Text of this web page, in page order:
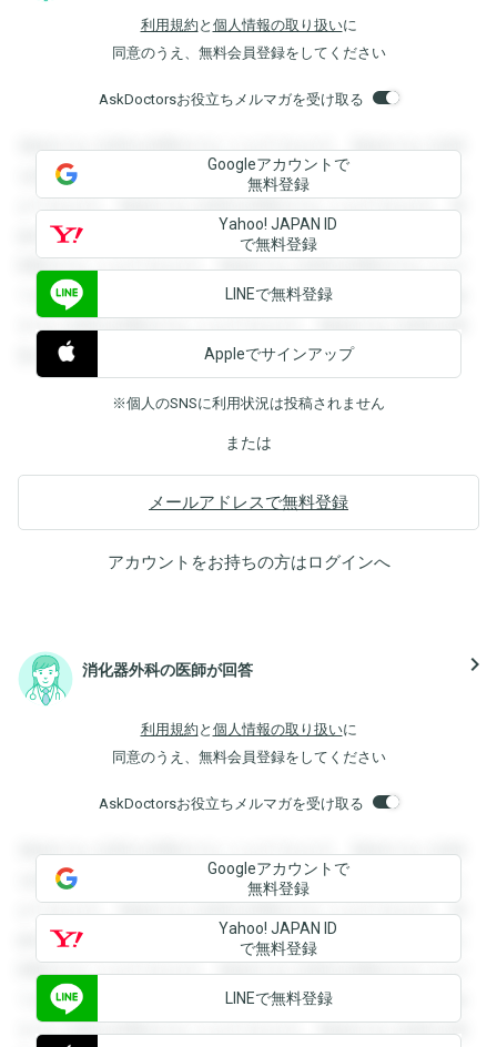
利用規約 と 個人情報の取り扱いに
同意のうえ、無料会員登録をしてください
AskDoctorsお役立ちメルマガを受け取る
登録すると回答を閲覧することができます。登録すると回答
を閲覧することができます。登録すると回答を閲覧すること
ができます。登録すると回答を閲覧することができます。登
録すると回答を閲覧することができます。登録すると回答を
閲覧することができます。登録すると回答を閲覧することが
できます。登録すると回答を閲覧することができます。登録
すると回答を閲覧することができます。登録すると回答を閲
覧することができます。
Googleアカウントで
無料登録
Yahoo! JAPAN ID
で無料登録
LINEで無料登録
Appleでサインアップ
※個人のSNSに利用状況は投稿されません
または
メールアドレスで無料登録
アカウントをお持ちの方はログインへ
消化器外科の医師が回答 navigate_next
利用規約 と 個人情報の取り扱いに
同意のうえ、無料会員登録をしてください
AskDoctorsお役立ちメルマガを受け取る
登録すると回答を閲覧することができます。登録すると回答
を閲覧することができます。登録すると回答を閲覧すること
ができます。登録すると回答を閲覧することができます。登
録すると回答を閲覧することができます。登録すると回答を
閲覧することができます。登録すると回答を閲覧することが
できます。登録すると回答を閲覧することができます。登録
すると回答を閲覧することができます。登録すると回答を閲
Googleアカウントで
無料登録
Yahoo! JAPAN ID
で無料登録
LINEで無料登録